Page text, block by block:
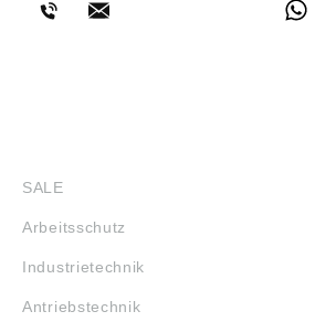
SALE
Arbeitsschutz
Industrietechnik
Antriebstechnik